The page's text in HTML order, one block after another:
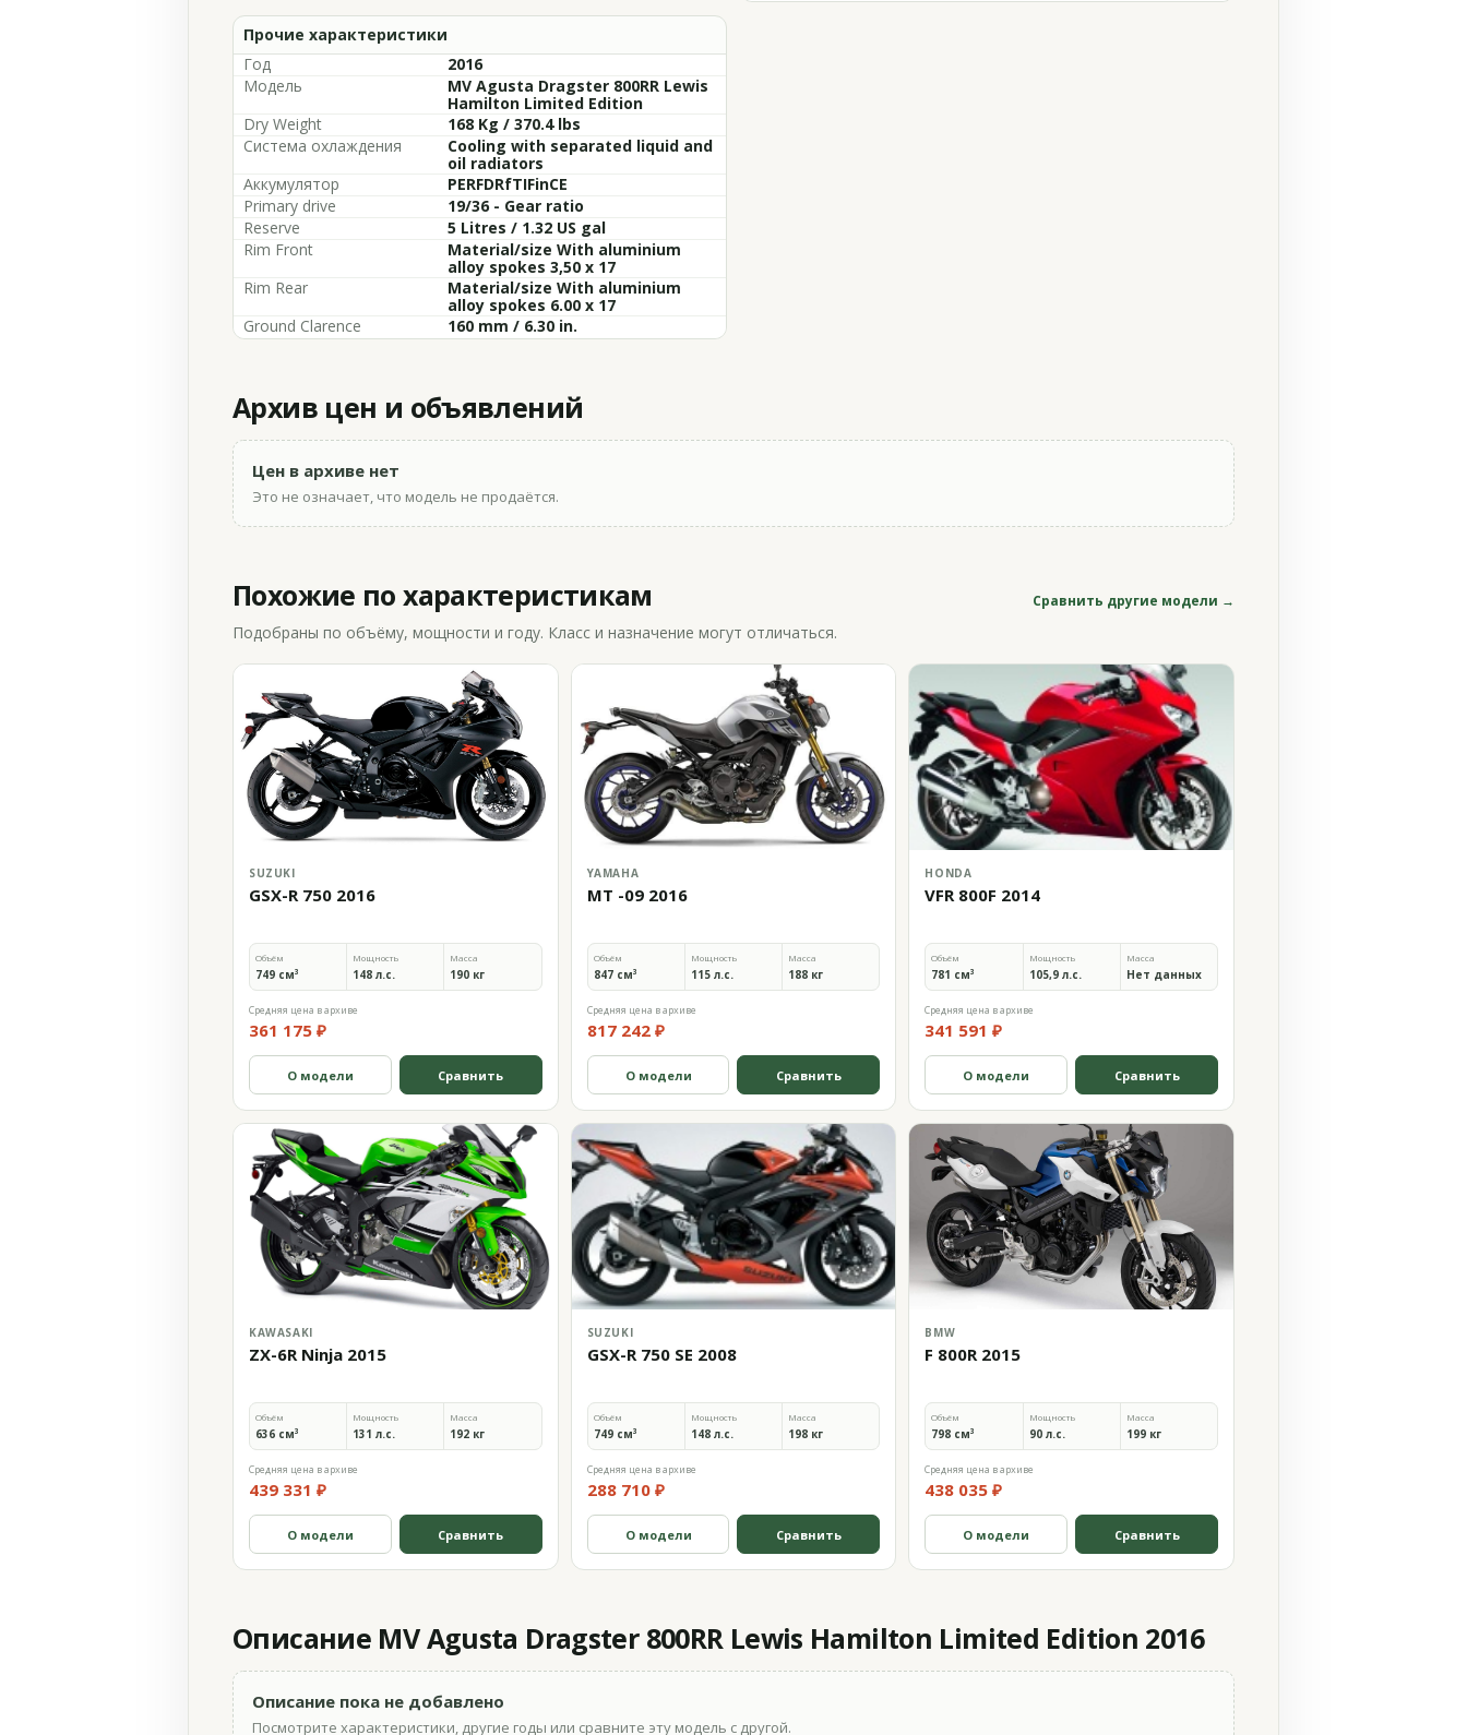
Прочие характеристики
Год
2016
Модель
MV Agusta Dragster 800RR Lewis
Hamilton Limited Edition
Dry Weight
168 Kg / 370.4 lbs
Система охлаждения
Cooling with separated liquid and
oil radiators
Аккумулятор
PERFDRfTIFinCE
Primary drive
19/36 - Gear ratio
Reserve
5 Litres / 1.32 US gal
Rim Front
Material/size With aluminium
alloy spokes 3,50 x 17
Rim Rear
Material/size With aluminium
alloy spokes 6.00 x 17
Ground Clarence
160 mm / 6.30 in.
Архив цен и объявлений
Цен в архиве нет
Это не означает, что модель не продаётся.
Похожие по характеристикам Сравнить другие модели →
Подобраны по объёму, мощности и году. Класс и назначение могут отличаться.
SUZUKI
GSX-R 750 2016
Объём
749 см³
Мощность
148 л.с.
Масса
190 кг
Средняя цена в архиве
361 175 ₽
О модели Сравнить
YAMAHA
MT -09 2016
Объём
847 см³
Мощность
115 л.с.
Масса
188 кг
Средняя цена в архиве
817 242 ₽
О модели Сравнить
HONDA
VFR 800F 2014
Объём
781 см³
Мощность
105,9 л.с.
Масса
Нет данных
Средняя цена в архиве
341 591 ₽
О модели Сравнить
KAWASAKI
ZX-6R Ninja 2015
Объём
636 см³
Мощность
131 л.с.
Масса
192 кг
Средняя цена в архиве
439 331 ₽
О модели Сравнить
SUZUKI
GSX-R 750 SE 2008
Объём
749 см³
Мощность
148 л.с.
Масса
198 кг
Средняя цена в архиве
288 710 ₽
О модели Сравнить
BMW
F 800R 2015
Объём
798 см³
Мощность
90 л.с.
Масса
199 кг
Средняя цена в архиве
438 035 ₽
О модели Сравнить
Описание MV Agusta Dragster 800RR Lewis Hamilton Limited Edition 2016
Описание пока не добавлено
Посмотрите характеристики, другие годы или сравните эту модель с другой.